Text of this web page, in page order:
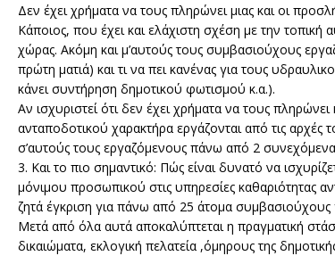
Δεν έχει χρήματα να τους πληρώνει μιας και οι
Κάποιος, που έχει και ελάχιστη σχέση με την τοπική
χώρας. Ακόμη και μ’αυτούς τους συμβασιούχους
πρώτη ματιά) και τι να πει κανένας για τους
κάνει συντήρηση δημοτικού φωτισμού κ.α.).
Αν ισχυριστεί ότι δεν έχει χρήματα να τους
ανταποδοτικού χαρακτήρα εργάζονται από τις
σ’αυτούς τους εργαζόμενους πάνω από 2
3. Και το πιο σημαντικό: Πώς είναι δυνατό να
μόνιμου προσωπικού στις υπηρεσίες καθαριότητας
ζητά έγκριση για πάνω από 25 άτομα συμβασιούχους
Μετά από όλα αυτά αποκαλύπτεται η πραγματική
δικαιώματα, εκλογική πελατεία ,όμηρους της